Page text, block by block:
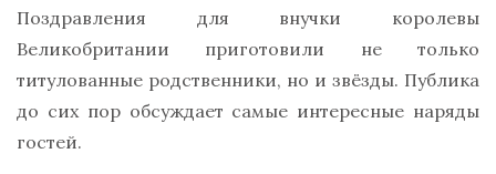
Поздравления для внучки королевы
Великобритании приготовили не только
титулованные родственники, но и звёзды. Публика
до сих пор обсуждает самые интересные наряды
гостей.